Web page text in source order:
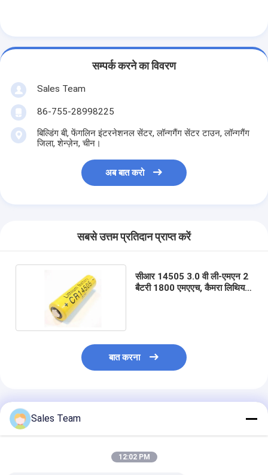
सम्पर्क करने का विवरण
Sales Team
86-755-28998225
बिल्डिंग बी, फेंगलिन इंटरनेशनल सेंटर, लॉन्गगैंग सेंटर टाउन, लॉन्गगैंग
जिला, शेन्ज़ेन, चीन।
अब बात करो
सबसे उत्तम प्रतिदान प्राप्त करें
सीआर 14505 3.0 वी ली-एमएन 2
बैटरी 1800 एमएएच, कैमरा लिथियम
बात करना
अनुशंसित उत्पाद
Sales Team
12:02 PM